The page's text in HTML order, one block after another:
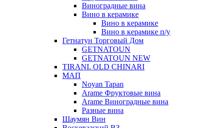
Виноградные вина
Вино в керамике
Вино в керамике
Вино в керамике п/у
Гетнатун Торговый Дом
GETNATOUN
GETNATOUN NEW
TIRANI. OLD CHINARI
МАП
Noyan Tapan
Arame Фруктовые вина
Arame Виноградные вина
Разные вина
Шаумян Вин